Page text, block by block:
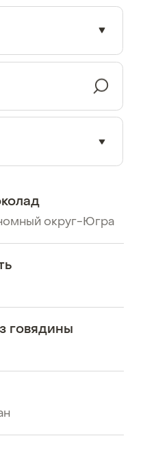
округ-Югра
говядины